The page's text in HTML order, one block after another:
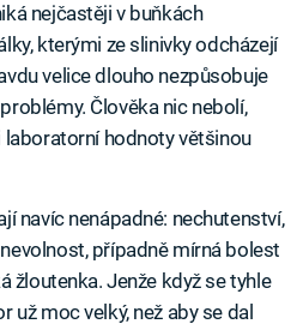
nejčastěji v buňkách
kterými ze slinivky odcházejí
velice dlouho nezpůsobuje
Člověka nic nebolí,
laboratorní hodnoty většinou
navíc nenápadné: nechutenství,
případně mírná bolest
žloutenka. Jenže když se tyhle
už moc velký, než aby se dal